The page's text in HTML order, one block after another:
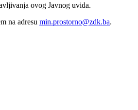
ovog Javnog uvida.
na adresu min.prostorno@zdk.ba.